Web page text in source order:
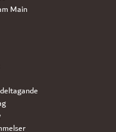
Main